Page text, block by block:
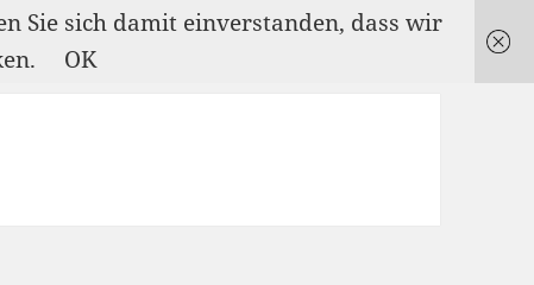
Sie sich damit einverstanden, dass wir
OK